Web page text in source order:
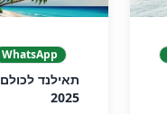
WhatsApp
תאילנד לכולם
2025